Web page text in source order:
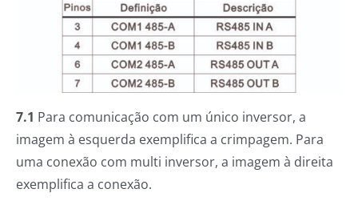
7.1 Para comunicação com um único inversor, a
imagem à esquerda exemplifica a crimpagem. Para
uma conexão com multi inversor, a imagem à direita
exemplifica a conexão.